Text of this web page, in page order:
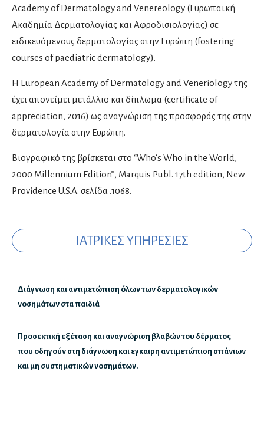
Νευροψυχολόγοι
Νεφρολόγοι
Νοσοκομεία & Κλινικές
Οδοντίατροι
Επανορθωτική αισθητική οδοντιατρική
Παιδοοδοντίατροι
Ορθοπαιδικοί
Αθλητικές κακώσεις
Βελονισμός
Ορθοπαιδικοί άκρου χειρός
Academy of Dermatology and Venereology (Ευρωπαϊκή
Ακαδημία Δερματολογίας και Αφροδισιολογίας) σε
ειδικευόμενους δερματολογίας στην Ευρώπη (fostering
courses of paediatric dermatology).
Η European Academy of Dermatology and Veneriology της
έχει απονείμει μετάλλιο και δίπλωμα (certificate of
appreciation, 2016) ως αναγνώριση της προσφοράς της στην
δερματολογία στην Ευρώπη.
Βιογραφικό της βρίσκεται στο “Who’s Who in the World,
2000 Millennium Edition’’, Marquis Publ. 17th edition, New
Providence U.S.A. σελίδα .1068.
ΙΑΤΡΙΚΕΣ ΥΠΗΡΕΣΙΕΣ
Διάγνωση και αντιμετώπιση όλων των δερματολογικών
νοσημάτων στα παιδιά
ιογενείς, μικροβιακές και μυκητιασικές λοιμώξεις, ατοπική
δερματίτιδα, ψωρίαση, λεύκη
Προσεκτική εξέταση και αναγνώριση βλαβών του δέρματος
που οδηγούν στη διάγνωση και εγκαιρη αντιμετώπιση σπάνιων
και μη συστηματικών νοσημάτων.